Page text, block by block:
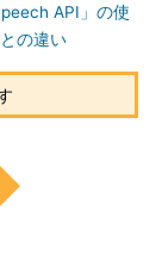
API」の使
の違い